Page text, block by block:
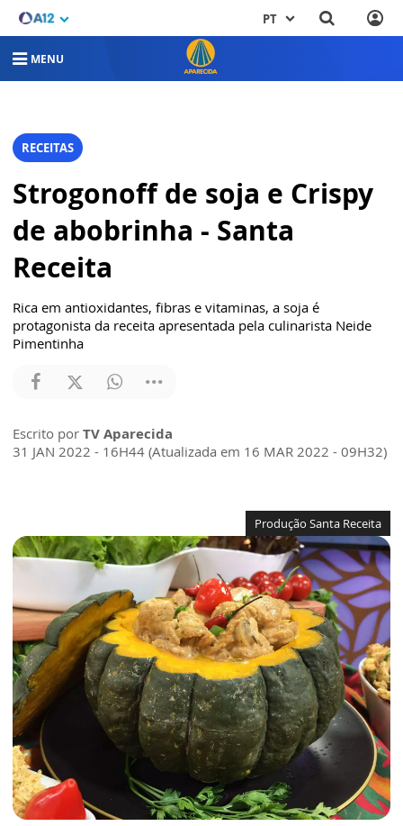
PT
MENU
RECEITAS
Strogonoff de soja e Crispy
de abobrinha - Santa
Receita
Rica em antioxidantes, fibras e vitaminas, a soja é
protagonista da receita apresentada pela culinarista Neide
Pimentinha
Escrito por TV Aparecida
31 JAN 2022 - 16H44 (Atualizada em 16 MAR 2022 - 09H32)
Produção Santa Receita